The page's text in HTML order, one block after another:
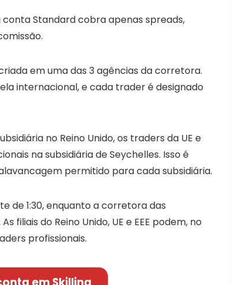
Standard cobra apenas spreads,
em uma das 3 agências da corretora.
internacional, e cada trader é designado
no Reino Unido, os traders da UE e
na subsidiária de Seychelles. Isso é
permitido para cada subsidiária.
de 1:30, enquanto a corretora das
filiais do Reino Unido, UE e EEE podem, no
profissionais.